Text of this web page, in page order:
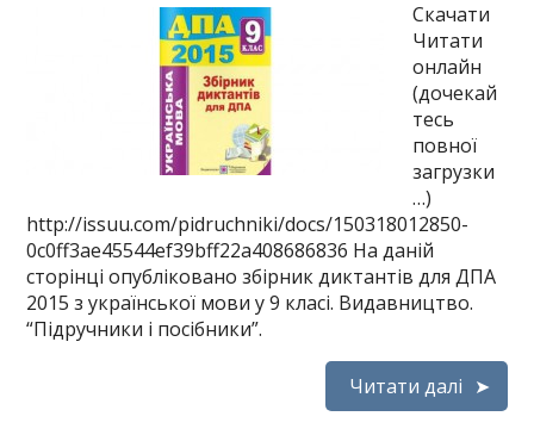
Скачати
Читати
онлайн
(дочекай
тесь
повної
загрузки
…)
http://issuu.com/pidruchniki/docs/150318012850-
0c0ff3ae45544ef39bff22a408686836 На даній
сторінці опубліковано збірник диктантів для ДПА
2015 з української мови у 9 класі. Видавництво.
“Підручники і посібники”.
Читати далі